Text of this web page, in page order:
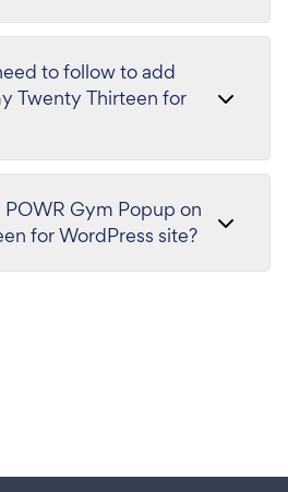
to follow to add
Twenty Thirteen for
Gym Popup on
for WordPress site?